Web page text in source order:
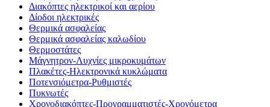
Διακόπτες ηλεκτρικοί και αερίου
Δίοδοι ηλεκτρικές
Θερμικά ασφαλείας
Θερμικά ασφαλείας καλωδίου
Θερμοστάτες
Μάγνητρον-Λυχνίες μικροκυμάτων
Πλακέτες-Ηλεκτρονικά κυκλώματα
Ποτενσιόμετρα-Ρυθμιστές
Πυκνωτές
Χρονοδιακόπτες-Προγραμματιστές-Χρονόμετρα